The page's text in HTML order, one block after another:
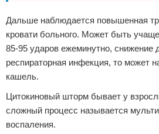
Дальше наблюдается повышенная
кровати больного. Может быть
85-95 ударов ежеминутно, снижение
респираторная инфекция, то может
кашель.
Цитокиновый шторм бывает у
сложный процесс называется
воспаления.